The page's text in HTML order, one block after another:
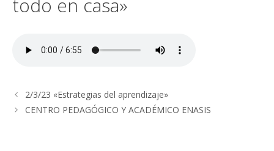
todo en casa»
2/3/23 «Estrategias del aprendizaje»
CENTRO PEDAGÓGICO Y ACADÉMICO ENASIS